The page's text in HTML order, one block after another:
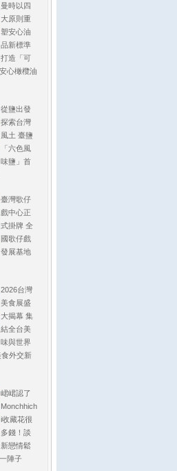
曼時以四
大原則重
塑安心油
品新標準
打造「可
心橄欖油
從鹽出發
探索台灣
風土 臺鹽
「六色風
味鹽」首
臺灣歌仔
戲中心正
式掛牌 全
國歌仔戲
發展基地
2026台灣
美食展盛
大揭幕 集
結全台美
味與世界
外交新
峮峮認了
Monchhich
i收藏花很
多錢！談
新戀情鬆
陣子